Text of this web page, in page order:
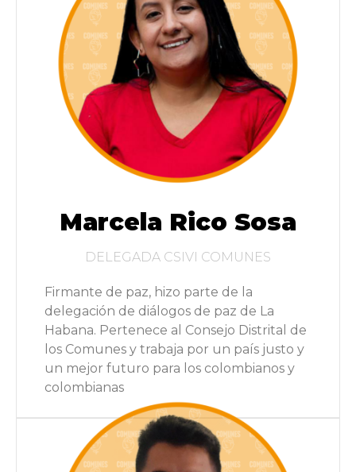
Marcela Rico Sosa
DELEGADA CSIVI COMUNES
Firmante de paz, hizo parte de la
delegación de diálogos de paz de La
Habana. Pertenece al Consejo Distrital de
los Comunes y trabaja por un país justo y
un mejor futuro para los colombianos y
colombianas